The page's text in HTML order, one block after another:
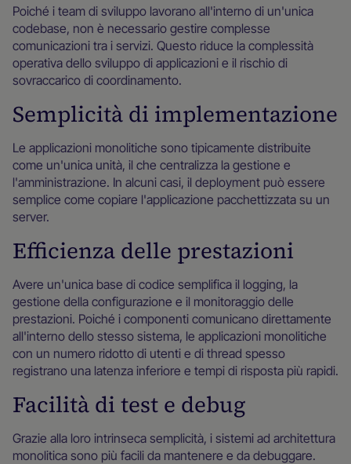
Poiché i team di sviluppo lavorano all'interno di un'unica
codebase, non è necessario gestire complesse
comunicazioni tra i servizi. Questo riduce la complessità
operativa dello sviluppo di applicazioni e il rischio di
sovraccarico di coordinamento.
Semplicità di implementazione
Le applicazioni monolitiche sono tipicamente distribuite
come un'unica unità, il che centralizza la gestione e
l'amministrazione. In alcuni casi, il deployment può essere
semplice come copiare l'applicazione pacchettizzata su un
server.
Efficienza delle prestazioni
Avere un'unica base di codice semplifica il logging, la
gestione della configurazione e il monitoraggio delle
prestazioni. Poiché i componenti comunicano direttamente
all'interno dello stesso sistema, le applicazioni monolitiche
con un numero ridotto di utenti e di thread spesso
registrano una latenza inferiore e tempi di risposta più rapidi.
Facilità di test e debug
Grazie alla loro intrinseca semplicità, i sistemi ad architettura
monolitica sono più facili da mantenere e da debuggare.